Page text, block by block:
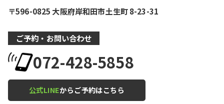
〒596-0825 大阪府岸和田市土生町 8-23-31
ご予約・お問い合わせ
072-428-5858
公式LINEからご予約はこちら